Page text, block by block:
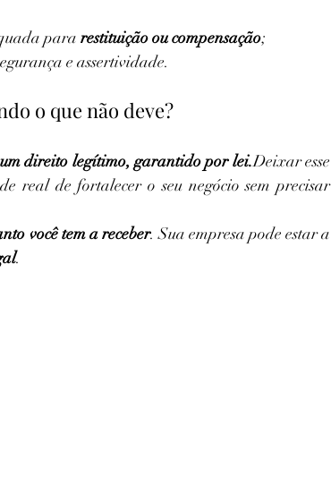
para restituição ou compensação;
e assertividade.
o que não deve?
direito legítimo, garantido por lei.Deixar esse
real de fortalecer o seu negócio sem precisar
você tem a receber. Sua empresa pode estar a
.